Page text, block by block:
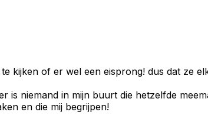
kijken of er wel een eisprong! dus dat ze
niemand in mijn buurt die hetzelfde
en die mij begrijpen!